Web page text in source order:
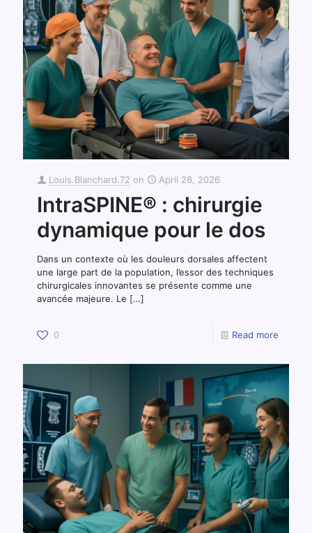
Louis.Blanchard.72 on April 28, 2026
IntraSPINE® : chirurgie
dynamique pour le dos
Dans un contexte où les douleurs dorsales affectent
une large part de la population, l’essor des techniques
chirurgicales innovantes se présente comme une
avancée majeure. Le […]
0 Read more